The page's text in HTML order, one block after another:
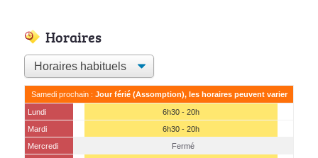
Horaires
Samedi prochain : Jour férié (Assomption), les horaires peuvent varier
Lundi
6h30 - 20h
Mardi
6h30 - 20h
Mercredi
Fermé